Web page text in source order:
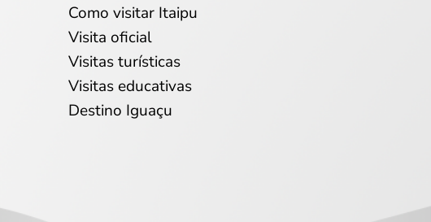
Como visitar Itaipu
Visita oficial
Visitas turísticas
Visitas educativas
Destino Iguaçu